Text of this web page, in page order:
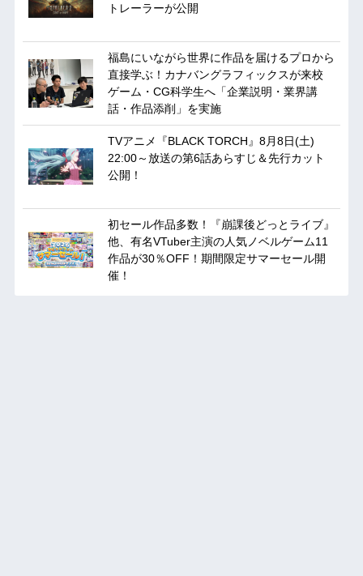
トレーラーが公開
福島にいながら世界に作品を届けるプロから
直接学ぶ！カナバングラフィックスが来校
ゲーム・CG科学生へ「企業説明・業界講
話・作品添削」を実施
TVアニメ『BLACK TORCH』8月8日(土)
22:00～放送の第6話あらすじ＆先行カット
公開！
初セール作品多数！『崩課後どっとライブ』
他、有名VTuber主演の人気ノベルゲーム11
作品が30％OFF！期間限定サマーセール開
催！